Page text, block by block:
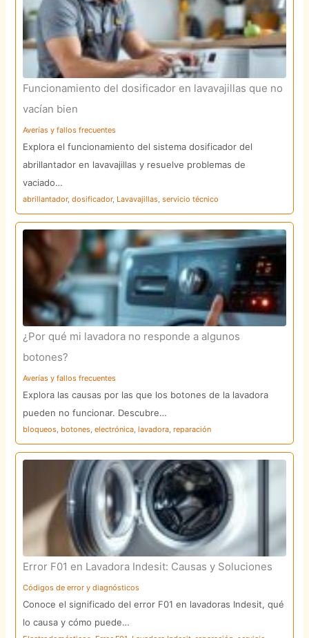
Funcionamiento del dosificador en lavavajillas que no
vacían bien
Averías y fallos frecuentes
Explora el funcionamiento del sistema dosificador del
abrillantador en lavavajillas y resuelve problemas de
vaciado…
abrillantador,dosificador, Lavavajillas ,servicio técnico
¿Por qué mi lavadora no responde a algunos
botones?
Averías y fallos frecuentes
Explora las causas por las que los botones de la lavadora
pueden no funcionar. Descubre…
bloqueos botones ,electrónica ,lavadora ,reparación
Error F01 en Lavadora Indesit: Causas y Soluciones
Códigos de error y diagnósticos
Conoce el significado del error F01 en lavadoras Indesit, qué
lo causa y cómo puede…